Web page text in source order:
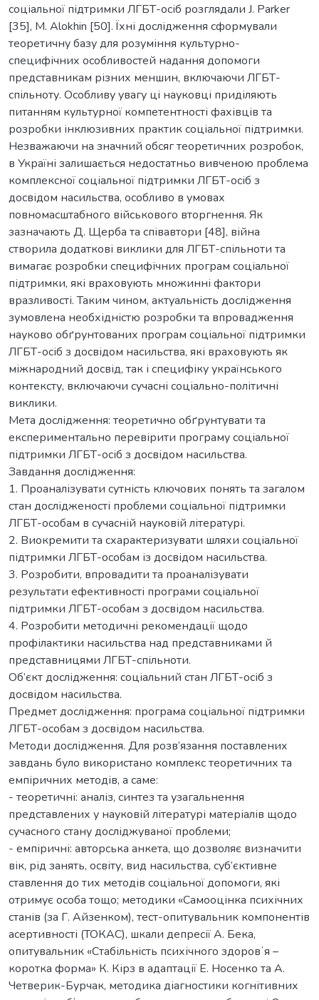
соціальної підтримки ЛГБТ-осіб розглядали J. Parker
[35], M. Alokhin [50]. Їхні дослідження сформували
теоретичну базу для розуміння культурно-
специфічних особливостей надання допомоги
представникам різних меншин, включаючи ЛГБТ-
спільноту. Особливу увагу ці науковці приділяють
питанням культурної компетентності фахівців та
розробки інклюзивних практик соціальної підтримки.
Незважаючи на значний обсяг теоретичних розробок,
в Україні залишається недостатньо вивченою проблема
комплексної соціальної підтримки ЛГБТ-осіб з
досвідом насильства, особливо в умовах
повномасштабного військового вторгнення. Як
зазначають Д. Щерба та співавтори [48], війна
створила додаткові виклики для ЛГБТ-спільноти та
вимагає розробки специфічних програм соціальної
підтримки, які враховують множинні фактори
вразливості. Таким чином, актуальність дослідження
зумовлена необхідністю розробки та впровадження
науково обґрунтованих програм соціальної підтримки
ЛГБТ-осіб з досвідом насильства, які враховують як
міжнародний досвід, так і специфіку українського
контексту, включаючи сучасні соціально-політичні
виклики.
Мета дослідження: теоретично обґрунтувати та
експериментально перевірити програму соціальної
підтримки ЛГБТ-осіб з досвідом насильства.
Завдання дослідження:
1. Проаналізувати сутність ключових понять та загалом
стан дослідженості проблеми соціальної підтримки
ЛГБТ-особам в сучасній науковій літературі.
2. Виокремити та схарактеризувати шляхи соціальної
підтримки ЛГБТ-особам із досвідом насильства.
3. Розробити, впровадити та проаналізувати
результати ефективності програми соціальної
підтримки ЛГБТ-особам з досвідом насильства.
4. Розробити методичні рекомендації щодо
профілактики насильства над представниками й
представницями ЛГБТ-спільноти.
Об’єкт дослідження: соціальний стан ЛГБТ-осіб з
досвідом насильства.
Предмет дослідження: програма соціальної підтримки
ЛГБТ-особам з досвідом насильства.
Методи дослідження. Для розв’язання поставлених
завдань було використано комплекс теоретичних та
емпіричних методів, а саме:
- теоретичні: аналіз, синтез та узагальнення
представлених у науковій літературі матеріалів щодо
сучасного стану досліджуваної проблеми;
- емпіричні: авторська анкета, що дозволяє визначити
вік, рід занять, освіту, вид насильства, суб’єктивне
ставлення до тих методів соціальної допомоги, які
отримує особа тощо; методики «Самооцінка психічних
станів (за Г. Айзенком), тест-опитувальник компонентів
асертивності (ТОКАС), шкали депресії А. Бека,
опитувальник «Стабільність психічного здоровʼя –
коротка форма» К. Кірз в адаптації Е. Носенко та А.
Четверик-Бурчак, методика діагностики когнітивних